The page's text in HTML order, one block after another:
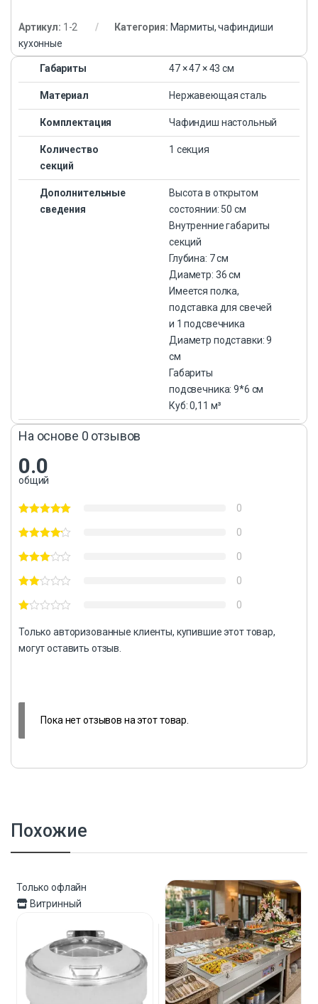
Артикул: 1-2 Категория: Мармиты, чафиндиши
кухонные
Габариты 47 × 47 × 43 см
Материал Нержавеющая сталь
Комплектация Чафиндиш настольный
Количество
секций
1 секция
Дополнительные
сведения
Высота в открытом
состоянии: 50 см
Внутренние габариты
секций
Глубина: 7 см
Диаметр: 36 см
Имеется полка,
подставка для свечей
и 1 подсвечника
Диаметр подставки: 9
см
Габариты
подсвечника: 9*6 см
Куб: 0,11 м³
На основе 0 отзывов
0.0
общий
0
0
0
0
0
Только авторизованные клиенты, купившие этот товар,
могут оставить отзыв.
Пока нет отзывов на этот товар.
Похожие
Только офлайн
Витринный